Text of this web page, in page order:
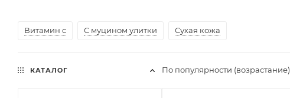
Витамин с С муцином улитки Сухая кожа
По популярности (возрастание)
КАТАЛОГ